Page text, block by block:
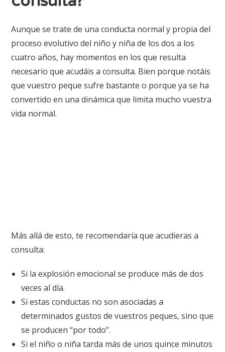
Aunque se trate de una conducta normal y propia del
proceso evolutivo del niño y niña de los dos a los
cuatro años, hay momentos en los que resulta
necesario que acudáis a consulta. Bien porque notáis
que vuestro peque sufre bastante o porque ya se ha
convertido en una dinámica que limita mucho vuestra
vida normal.
Más allá de esto, te recomendaría que acudieras a
consulta:
Si la explosión emocional se produce más de dos
veces al día.
Si estas conductas no son asociadas a
determinados gustos de vuestros peques, sino que
se producen “por todo”.
Si el niño o niña tarda más de unos quince minutos